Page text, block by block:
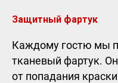
Защитный фартук
Каждому гостю мы
тканевый фартук.
от попадания